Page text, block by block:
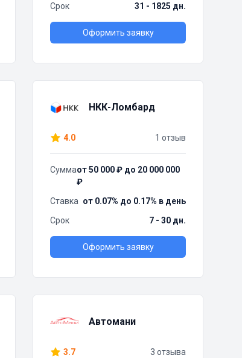
Срок
31 - 1825 дн.
Оформить заявку
НКК-Ломбард
4.0 1 отзыв
Суммаот 50 000 ₽ до 20 000 000
₽
Ставка от 0.07% до 0.17% в день
Срок
7 - 30 дн.
Оформить заявку
Автомани
3.7 3 отзыва